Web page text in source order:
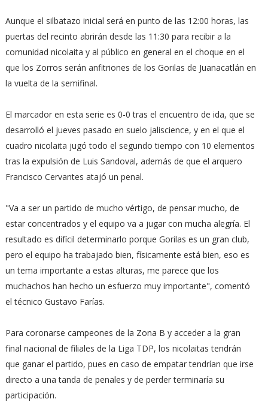
Aunque el silbatazo inicial será en punto de las 12:00 horas, las
puertas del recinto abrirán desde las 11:30 para recibir a la
comunidad nicolaita y al público en general en el choque en el
que los Zorros serán anfitriones de los Gorilas de Juanacatlán en
la vuelta de la semifinal.
El marcador en esta serie es 0-0 tras el encuentro de ida, que se
desarrolló el jueves pasado en suelo jaliscience, y en el que el
cuadro nicolaita jugó todo el segundo tiempo con 10 elementos
tras la expulsión de Luis Sandoval, además de que el arquero
Francisco Cervantes atajó un penal.
"Va a ser un partido de mucho vértigo, de pensar mucho, de
estar concentrados y el equipo va a jugar con mucha alegría. El
resultado es difícil determinarlo porque Gorilas es un gran club,
pero el equipo ha trabajado bien, físicamente está bien, eso es
un tema importante a estas alturas, me parece que los
muchachos han hecho un esfuerzo muy importante", comentó
el técnico Gustavo Farías.
Para coronarse campeones de la Zona B y acceder a la gran
final nacional de filiales de la Liga TDP, los nicolaitas tendrán
que ganar el partido, pues en caso de empatar tendrían que irse
directo a una tanda de penales y de perder terminaría su
participación.